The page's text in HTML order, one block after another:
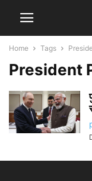
Home Tags
President